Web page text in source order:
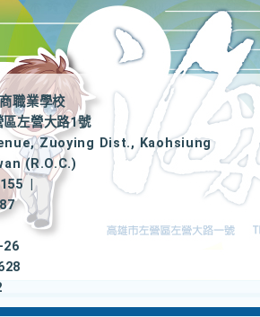
職業學校
左營大路1號
Zuoying Dist., Kaohsiung
(R.O.C.)
|
26